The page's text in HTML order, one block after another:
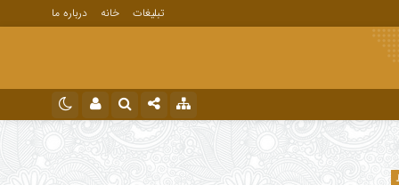
تبلیغات خانه درباره ما
اینستاگرام
تلگرام
نام کاربری یا نشانی ایمیل